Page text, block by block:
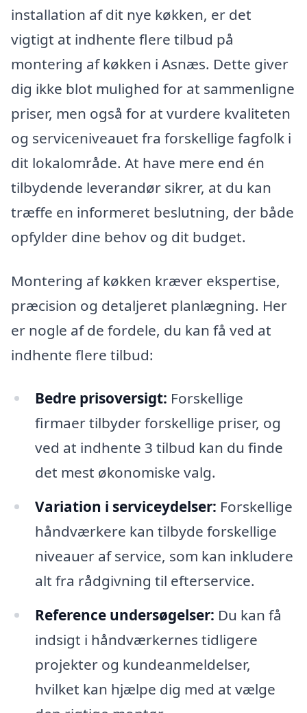
installation af dit nye køkken, er det
vigtigt at indhente flere tilbud på
montering af køkken i Asnæs. Dette giver
dig ikke blot mulighed for at sammenligne
priser, men også for at vurdere kvaliteten
og serviceniveauet fra forskellige fagfolk i
dit lokalområde. At have mere end én
tilbydende leverandør sikrer, at du kan
træffe en informeret beslutning, der både
opfylder dine behov og dit budget.
Montering af køkken kræver ekspertise,
præcision og detaljeret planlægning. Her
er nogle af de fordele, du kan få ved at
indhente flere tilbud:
Bedre prisoversigt: Forskellige
firmaer tilbyder forskellige priser, og
ved at indhente 3 tilbud kan du finde
det mest økonomiske valg.
Variation i serviceydelser: Forskellige
håndværkere kan tilbyde forskellige
niveauer af service, som kan inkludere
alt fra rådgivning til efterservice.
Reference undersøgelser: Du kan få
indsigt i håndværkernes tidligere
projekter og kundeanmeldelser,
hvilket kan hjælpe dig med at vælge